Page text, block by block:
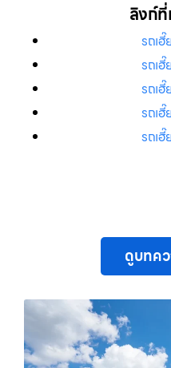
ลิงก์
รถเ
รถเ
รถเ
รถเ
รถเ
ดูบทค